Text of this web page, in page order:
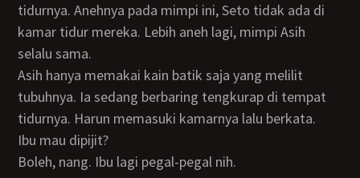
tidurnya. Anehnya pada mimpi ini, Seto tidak ada di
kamar tidur mereka. Lebih aneh lagi, mimpi Asih
selalu sama.
Asih hanya memakai kain batik saja yang melilit
tubuhnya. Ia sedang berbaring tengkurap di tempat
tidurnya. Harun memasuki kamarnya lalu berkata.
Ibu mau dipijit?
boleh, nang. Ibu lagi pegal-pegal nih.